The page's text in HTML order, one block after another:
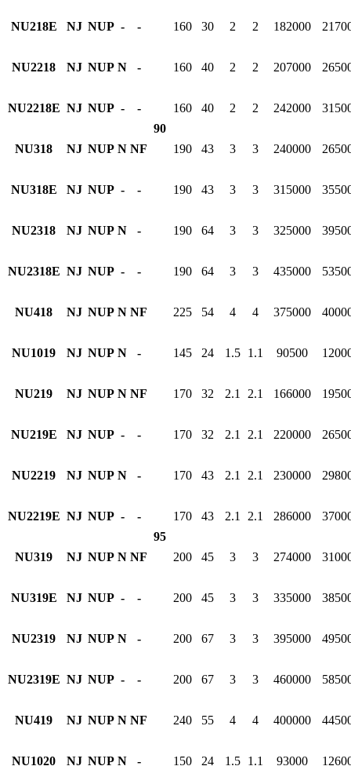
90
NU218E NJ NUP - - 160 30 2 2 182000
NU2218 NJ NUP N - 160 40 2 2 207000
NU2218E NJ NUP - - 160 40 2 2 242000
NU318 NJ NUP N NF 190 43 3 3 240000
NU318E NJ NUP - - 190 43 3 3 315000
NU2318 NJ NUP N - 190 64 3 3 325000
NU2318E NJ NUP - - 190 64 3 3 435000
NU418 NJ NUP N NF 225 54 4 4 375000
NU1019 NJ NUP N -
95
145 24 1.5 1.1 90500
NU219 NJ NUP N NF 170 32 2.1 2.1 166000
NU219E NJ NUP - - 170 32 2.1 2.1 220000
NU2219 NJ NUP N - 170 43 2.1 2.1 230000
NU2219E NJ NUP - - 170 43 2.1 2.1 286000
NU319 NJ NUP N NF 200 45 3 3 274000
NU319E NJ NUP - - 200 45 3 3 335000
NU2319 NJ NUP N - 200 67 3 3 395000
NU2319E NJ NUP - - 200 67 3 3 460000
NU419 NJ NUP N NF 240 55 4 4 400000
NU1020 NJ NUP N - 150 24 1.5 1.1 93000